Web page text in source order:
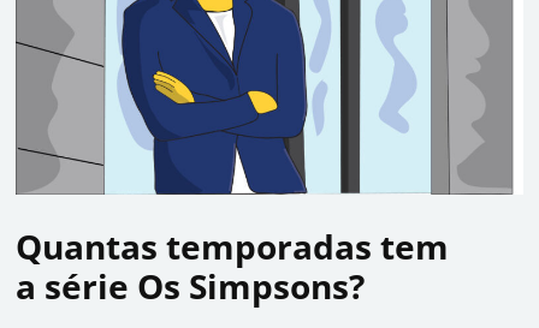
Quantas temporadas tem
a série Os Simpsons?